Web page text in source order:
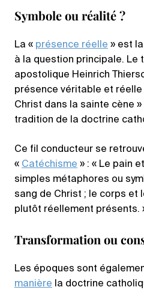
Symbole ou réalité ?
La « présence réelle » est
à la question principale. Le
apostolique Heinrich
présence véritable et
Christ dans la sainte cène
tradition de la doctrine
Ce fil conducteur se
« Catéchisme » : « Le pain
simples métaphores ou
sang de Christ ; le corps et
plutôt réellement présents.
Transformation ou
Les époques sont
manière la doctrine